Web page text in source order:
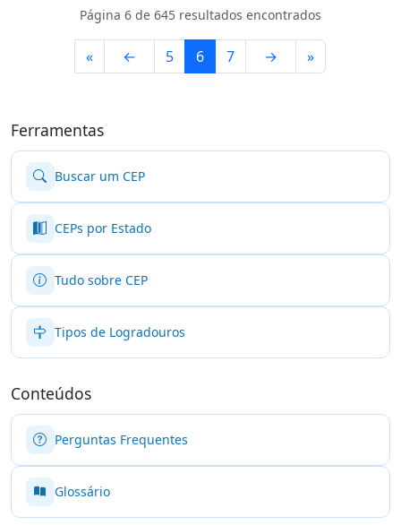
Página 6 de 645 resultados encontrados
« ← 5 6 7 → »
Ferramentas
Buscar um CEP
CEPs por Estado
Tudo sobre CEP
Tipos de Logradouros
Conteúdos
Perguntas Frequentes
Glossário